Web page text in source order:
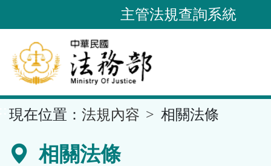
到
要
內
容
區
主管法規查詢系統
現在位置： 法規內容 相關法條
相關法條